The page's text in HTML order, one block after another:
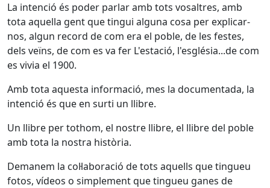
La intenció és poder parlar amb tots vosaltres, amb
tota aquella gent que tingui alguna cosa per explicar-
nos, algun record de com era el poble, de les festes,
dels veïns, de com es va fer L'estació, l'església...de com
es vivia el 1900.
Amb tota aquesta informació, mes la documentada, la
intenció és que en surti un llibre.
Un llibre per tothom, el nostre llibre, el llibre del poble
amb tota la nostra història.
Demanem la col·laboració de tots aquells que tingueu
fotos, vídeos o simplement que tingueu ganes de